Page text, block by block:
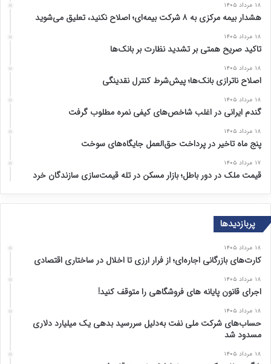
۱۸ مرداد ۱۴۰۵
هشدار بیمه مرکزی به ۸ شرکت بیمه‌ای؛ اصلاح نکنید، تعلیق می‌شوید
۱۸ مرداد ۱۴۰۵
تاکید صریح همتی بر تشدید نظارت بر بانک‌ها
۱۸ مرداد ۱۴۰۵
اصلاح ناترازی بانک‌ها؛ پیش‌شرط کنترل نقدینگی
۱۸ مرداد ۱۴۰۵
گندم ایرانی در اغلب شاخص‌های کیفی نمره مطلوب گرفت
۱۸ مرداد ۱۴۰۵
پنج ماه تاخیر در پرداخت حق‌العمل جایگاه‌های سوخت
۱۷ مرداد ۱۴۰۵
قیمت ملک در دور باطل؛ بازار مسکن در تله قیمت‌سازی سازندگان خرد
پربازدیدها
۱۸ مرداد ۱۴۰۵
کارت‌های بازرگانی اجاره‌ای؛ از فرار ارزی تا اخلال در ساختاری اقتصادی
۱۸ مرداد ۱۴۰۵
اجرای قانون پایانه های فروشگاهی را متوقف کنید!
۱۸ مرداد ۱۴۰۵
حساب‌های شرکت ملی نفت به‌دلیل سررسید بدهی یک میلیارد دلاری
مسدود شد
۱۸ مرداد ۱۴۰۵